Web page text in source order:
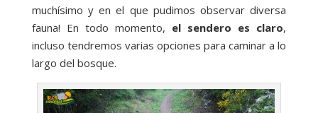
muchísimo y en el que pudimos observar diversa
fauna! En todo momento, el sendero es claro,
incluso tendremos varias opciones para caminar a lo
largo del bosque.